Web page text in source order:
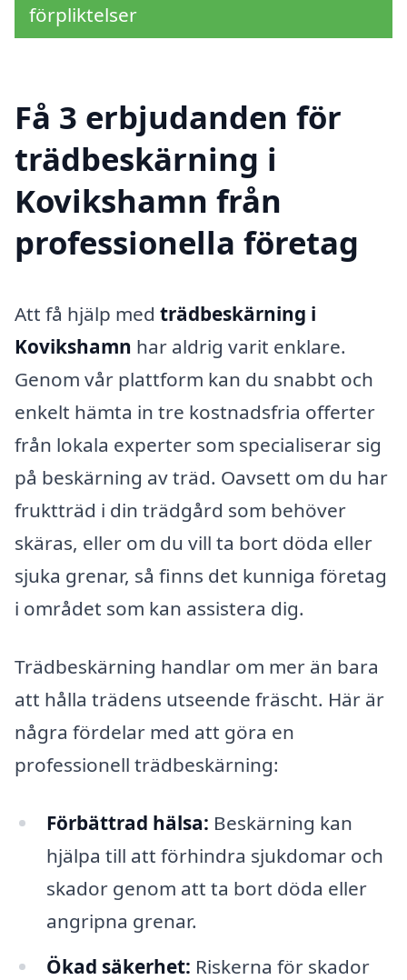
förpliktelser
Få 3 erbjudanden för
trädbeskärning i
Kovikshamn från
professionella företag
Att få hjälp med trädbeskärning i
Kovikshamn har aldrig varit enklare.
Genom vår plattform kan du snabbt och
enkelt hämta in tre kostnadsfria offerter
från lokala experter som specialiserar sig
på beskärning av träd. Oavsett om du har
fruktträd i din trädgård som behöver
skäras, eller om du vill ta bort döda eller
sjuka grenar, så finns det kunniga företag
i området som kan assistera dig.
Trädbeskärning handlar om mer än bara
att hålla trädens utseende fräscht. Här är
några fördelar med att göra en
professionell trädbeskärning:
Förbättrad hälsa: Beskärning kan
hjälpa till att förhindra sjukdomar och
skador genom att ta bort döda eller
angripna grenar.
Ökad säkerhet: Riskerna för skador